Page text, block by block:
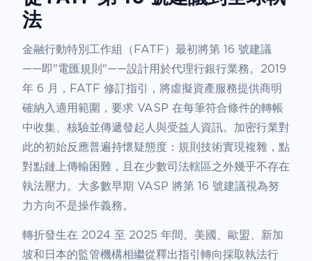
法
金融行動特別工作組（FATF）最初將第 16 號建議
——即"電匯規則"——設計用於代理行銀行業務。2019
年 6 月，FATF 修訂指引，將虛擬資產服務提供商明
確納入適用範圍，要求 VASP 在每筆符合條件的轉帳
中收集、核驗並傳遞發起人與受益人資訊。加密行業對
此的初始反應普遍持懷疑態度：規則技術實現複雜，點
對點鏈上傳輸困難，且在少數司法轄區之外幾乎不存在
執法壓力。大多數早期 VASP 將第 16 號建議視為努
力方向不是操作義務。
轉折發生在 2024 至 2025 年間。美國、歐盟、新加
坡和日本的監管機構相繼從釋出指引轉向採取執法行